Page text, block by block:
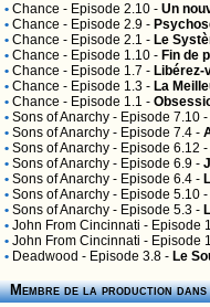
• Chance - Episode 2.10 - Un
• Chance - Episode 2.9 -
• Chance - Episode 2.1 - Le
• Chance - Episode 1.10 - Fin de
• Chance - Episode 1.7 -
• Chance - Episode 1.3 - La
• Chance - Episode 1.1 -
• Sons of Anarchy - Episode 7.10 -
• Sons of Anarchy - Episode 7.4 -
• Sons of Anarchy - Episode 6.12 -
• Sons of Anarchy - Episode 6.9 -
• Sons of Anarchy - Episode 6.4 -
• Sons of Anarchy - Episode 5.10 -
• Sons of Anarchy - Episode 5.3 -
• John From Cincinnati - Episode
• John From Cincinnati - Episode
• Deadwood - Episode 3.8 - Le
Membre de la production dans